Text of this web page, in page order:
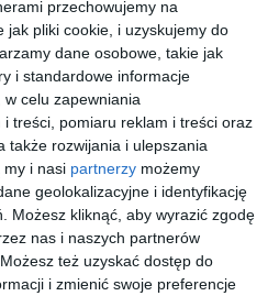
przechowujemy na
jak pliki cookie, i uzyskujemy do
dane osobowe, takie jak
i standardowe informacje
w celu zapewniania
treści, pomiaru reklam i treści oraz
także rozwijania i ulepszania
my i nasi partnerzy możemy
geolokalizacyjne i identyfikację
Możesz kliknąć, aby wyrazić zgodę
nas i naszych partnerów
też uzyskać dostęp do
i zmienić swoje preferencje
Plebanek
[ audiobook ]
Żegnaj na
zawsze
Onichimowska
[ audiobook ]
Pokuta
Ian McEwan